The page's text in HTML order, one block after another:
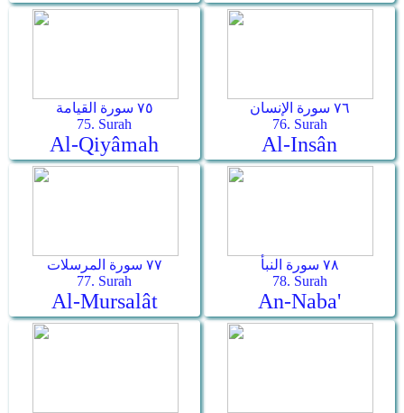
٧٥ سورة القيامة
75. Surah
Al-Qiyâmah
٧٦ سورة الإنسان
76. Surah
Al-Insân
٧٧ سورة المرسلات
77. Surah
Al-Mursalât
٧٨ سورة النبأ
78. Surah
An-Naba'